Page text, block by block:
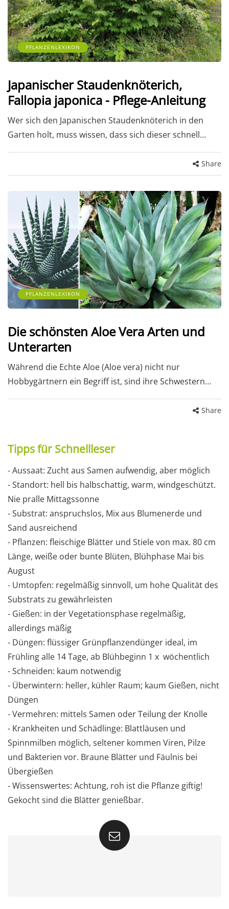
PFLANZENLEXIKON
Japanischer Staudenknöterich,
Fallopia japonica - Pflege-Anleitung
Wer sich den Japanischen Staudenknöterich in den
Garten holt, muss wissen, dass sich dieser schnell…
Share
PFLANZENLEXIKON
Die schönsten Aloe Vera Arten und
Unterarten
Während die Echte Aloe (Aloe vera) nicht nur
Hobbygärtnern ein Begriff ist, sind ihre Schwestern…
Share
Tipps für Schnellleser
- Aussaat: Zucht aus Samen aufwendig, aber möglich
- Standort: hell bis halbschattig, warm, windgeschützt.
Nie pralle Mittagssonne
- Substrat: anspruchslos, Mix aus Blumenerde und
Sand ausreichend
- Pflanzen: fleischige Blätter und Stiele von max. 80 cm
Länge, weiße oder bunte Blüten, Blühphase Mai bis
August
- Umtopfen: regelmäßig sinnvoll, um hohe Qualität des
Substrats zu gewährleisten
- Gießen: in der Vegetationsphase regelmäßig,
allerdings mäßig
- Düngen: flüssiger Grünpflanzendünger ideal, im
Frühling alle 14 Tage, ab Blühbeginn 1 x wöchentlich
- Schneiden: kaum notwendig
- Überwintern: heller, kühler Raum; kaum Gießen, nicht
Düngen
- Vermehren: mittels Samen oder Teilung der Knolle
- Krankheiten und Schädlinge: Blattläusen und
Spinnmilben möglich, seltener kommen Viren, Pilze
und Bakterien vor. Braune Blätter und Fäulnis bei
Übergießen
- Wissenswertes: Achtung, roh ist die Pflanze giftig!
Gekocht sind die Blätter genießbar.